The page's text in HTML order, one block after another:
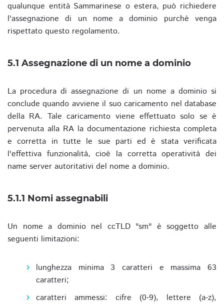
qualunque entità Sammarinese o estera, può richiedere
l'assegnazione di un nome a dominio purchè venga
rispettato questo regolamento.
5.1 Assegnazione di un nome a dominio
La procedura di assegnazione di un nome a dominio si
conclude quando avviene il suo caricamento nel database
della RA. Tale caricamento viene effettuato solo se è
pervenuta alla RA la documentazione richiesta completa
e corretta in tutte le sue parti ed è stata verificata
l'effettiva funzionalità, cioè la corretta operatività dei
name server autoritativi del nome a dominio.
5.1.1 Nomi assegnabili
Un nome a dominio nel ccTLD "sm" è soggetto alle
seguenti limitazioni:
lunghezza minima 3 caratteri e massima 63
caratteri;
caratteri ammessi: cifre (0-9), lettere (a-z),